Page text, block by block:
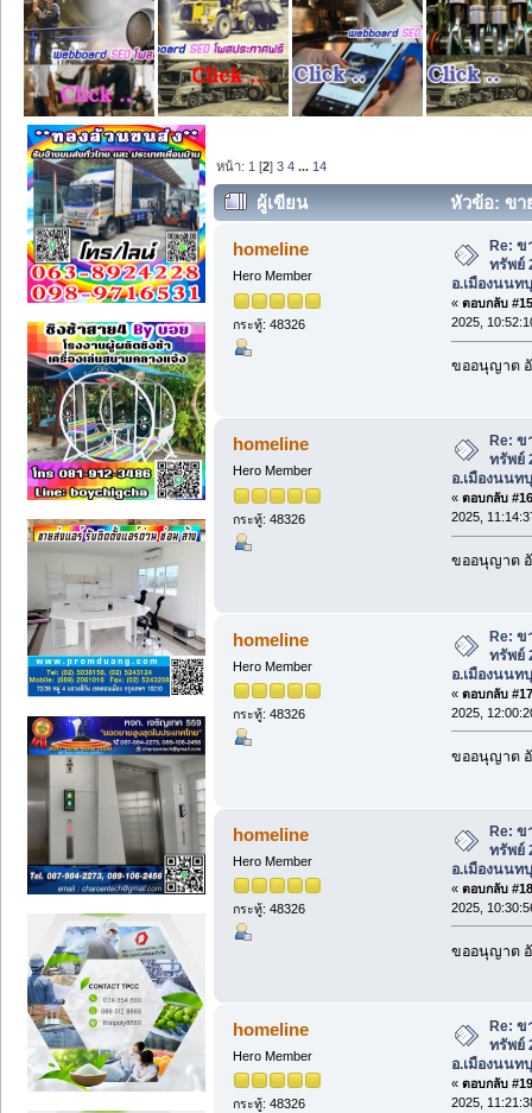
หน้า: 1 [2]3 4 ... 14
ผู้เขียน
หัวข้อ: ขา
อ.เมืองนนทบุรี จ.นนทบุรี (อ่าน 4075 ครั้
homeline
Hero Member
กระทู้: 48326
Re:
ทรัพย์
อ.เมืองนนท
« ตอบกลับ
2025,
ขออนุญาต
homeline
Hero Member
กระทู้: 48326
Re:
ทรัพย์
อ.เมืองนนท
« ตอบกลับ
2025,
ขออนุญาต
homeline
Hero Member
กระทู้: 48326
Re: ข
ทรัพย์
อ.เมืองนนท
« ตอบกลับ
2025,
ขออนุญาต
homeline
Hero Member
กระทู้: 48326
Re: ข
ทรัพย์
อ.เมืองนนท
« ตอบกลับ
2025,
ขออนุญาต
homeline
Hero Member
กระทู้: 48326
Re:
ทรัพย์
อ.เมืองนนท
« ตอบกลับ
2025,